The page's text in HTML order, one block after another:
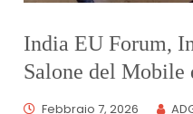
India EU Forum,
Salone del
Febbraio 7, 2026